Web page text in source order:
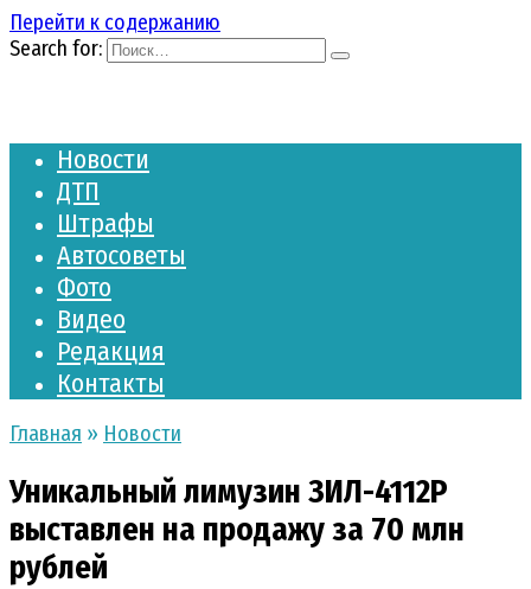
Перейти к содержанию
Search for:
Новости
ДТП
Штрафы
Автосоветы
Фото
Видео
Редакция
Контакты
Главная » Новости
Уникальный лимузин ЗИЛ-4112Р
выставлен на продажу за 70 млн
рублей